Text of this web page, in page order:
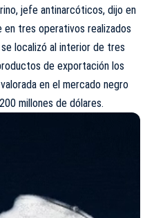
jefe antinarcóticos, dijo en
en tres operativos realizados
localizó al interior de tres
de exportación los
en el mercado negro
millones de dólares.